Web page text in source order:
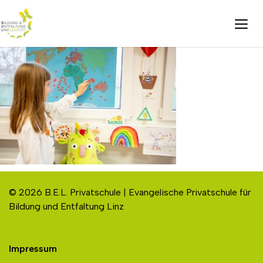
© 2026 B.E.L. Privatschule | Evangelische Privatschule für
Bildung und Entfaltung Linz
Impressum